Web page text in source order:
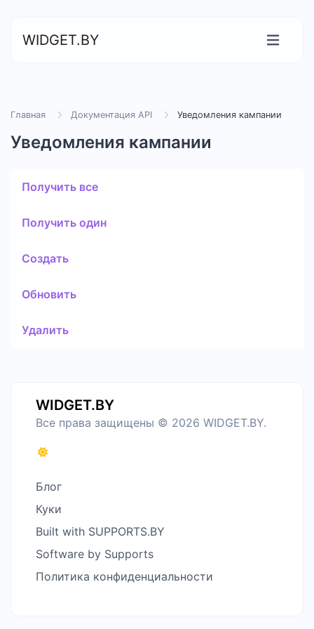
WIDGET.BY
Главная Документация API Уведомления кампании
Уведомления кампании
Получить все
Получить один
Создать
Обновить
Удалить
WIDGET.BY
Все права защищены © 2026 WIDGET.BY.
Блог
Куки
Built with SUPPORTS.BY
Software by Supports
Политика конфиденциальности